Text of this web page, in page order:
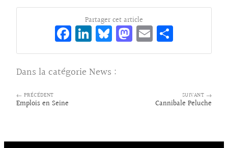
Partager cet article
Fa
ce
bo
o
Li
n
ke
dI
Bl
ue
sk
M
as
E
m rt
Dans la catégorie News :
← PRÉCÉDENT
Emplois en Seine
SUIVANT →
Cannibale Peluche